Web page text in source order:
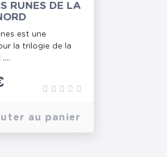
RUNES DE LA
est une
la trilogie de la
au panier